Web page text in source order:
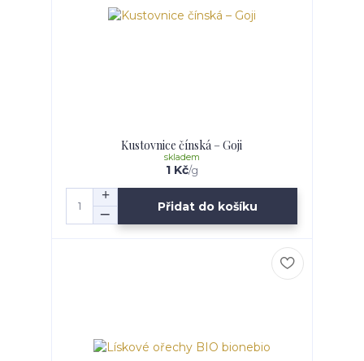
Kustovnice čínská – Goji
1 Kč/g
skladem
Přidat do košíku